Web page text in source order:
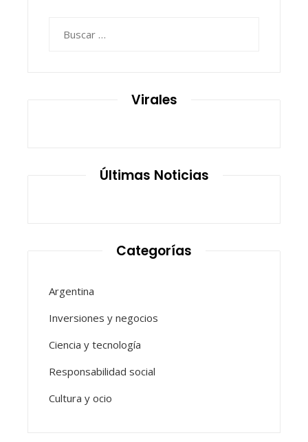
Virales
Últimas Noticias
Categorías
Argentina
Inversiones y negocios
Ciencia y tecnología
Responsabilidad social
Cultura y ocio